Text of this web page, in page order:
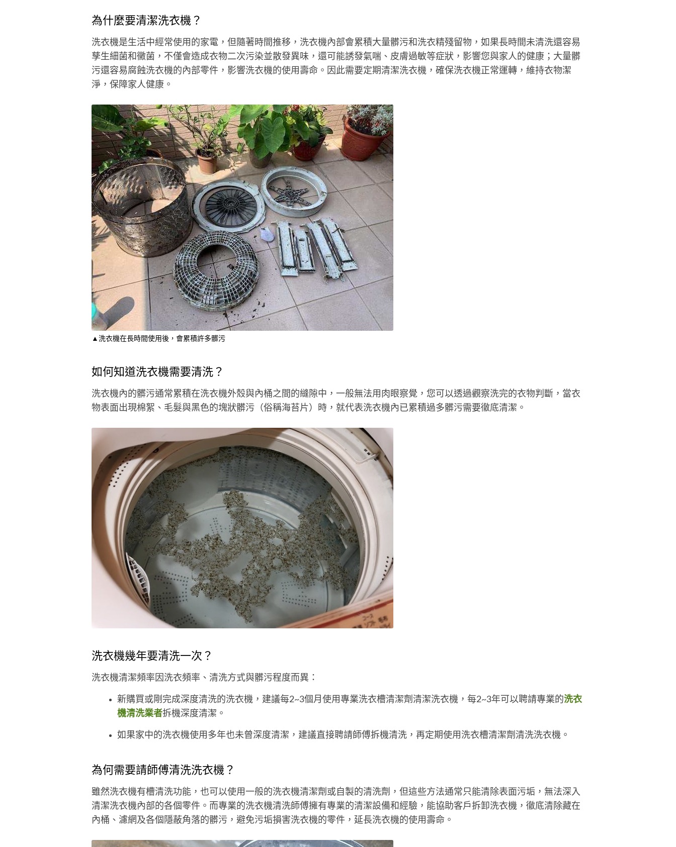
為什麼要清潔洗衣機？
洗衣機是生活中經常使用的家電，但隨著時間推移，洗衣機內部會累積大量髒污和洗衣精殘留物，如果長時間未清洗還容易
孳生細菌和黴菌，不僅會造成衣物二次污染並散發異味，還可能誘發氣喘、皮膚過敏等症狀，影響您與家人的健康；大量髒
污還容易腐蝕洗衣機的內部零件，影響洗衣機的使用壽命。因此需要定期清潔洗衣機，確保洗衣機正常運轉，維持衣物潔
淨，保障家人健康。
▲洗衣機在長時間使用後，會累積許多髒污
如何知道洗衣機需要清洗？
洗衣機內的髒污通常累積在洗衣機外殼與內桶之間的縫隙中，一般無法用肉眼察覺，您可以透過觀察洗完的衣物判斷，當衣
物表面出現棉絮、毛髮與黑色的塊狀髒污（俗稱海苔片）時，就代表洗衣機內已累積過多髒污需要徹底清潔。
洗衣機幾年要清洗一次？
洗衣機清潔頻率因洗衣頻率、清洗方式與髒污程度而異：
新購買或剛完成深度清洗的洗衣機，建議每2~3個月使用專業洗衣槽清潔劑清潔洗衣機，每2~3年可以聘請專業的洗衣
機清洗業者拆機深度清潔。
如果家中的洗衣機使用多年也未曾深度清潔，建議直接聘請師傅拆機清洗，再定期使用洗衣槽清潔劑清洗洗衣機。
為何需要請師傅清洗洗衣機？
雖然洗衣機有槽清洗功能，也可以使用一般的洗衣機清潔劑或自製的清洗劑，但這些方法通常只能清除表面污垢，無法深入
清潔洗衣機內部的各個零件。而專業的洗衣機清洗師傅擁有專業的清潔設備和經驗，能協助客戶拆卸洗衣機，徹底清除藏在
內桶、濾網及各個隱蔽角落的髒污，避免污垢損害洗衣機的零件，延長洗衣機的使用壽命。